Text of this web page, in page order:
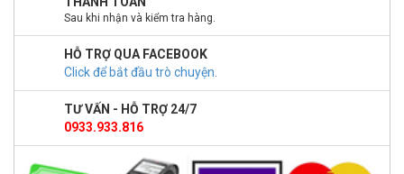
Sau khi nhận và kiểm tra hàng.
HỖ TRỢ QUA FACEBOOK
Click để bắt đầu trò chuyện.
TƯ VẤN - HỖ TRỢ 24/7
0933.933.816